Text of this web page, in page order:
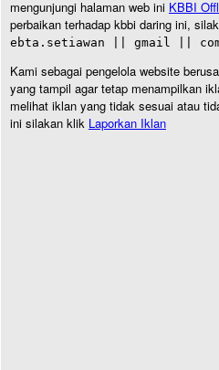
mengunjungi halaman web ini KBBI
perbaikan terhadap kbbi daring ini,
ebta.setiawan || gmail ||
Kami sebagai pengelola website
yang tampil agar tetap menampilkan
melihat iklan yang tidak sesuai atau
ini silakan klik Laporkan Iklan